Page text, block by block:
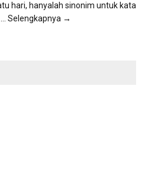
hari, hanyalah sinonim untuk kata
... Selengkapnya →